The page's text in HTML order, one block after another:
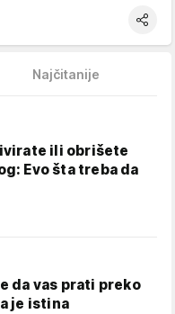
Najčitanije
ili obrišete
Evo šta treba da
da vas prati preko
je istina